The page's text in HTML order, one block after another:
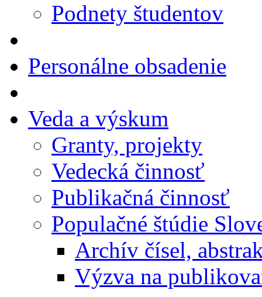
Podnety študentov
Personálne obsadenie
Veda a výskum
Granty, projekty
Vedecká činnosť
Publikačná činnosť
Populačné štúdie
Archív čísel,
Výzva na